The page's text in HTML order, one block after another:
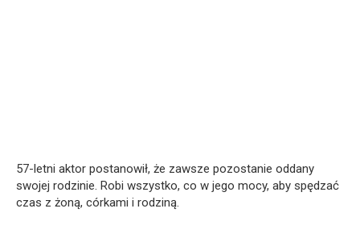
57-letni aktor postanowił, że zawsze pozostanie oddany
swojej rodzinie. Robi wszystko, co w jego mocy, aby spędzać
czas z żoną, córkami i rodziną.